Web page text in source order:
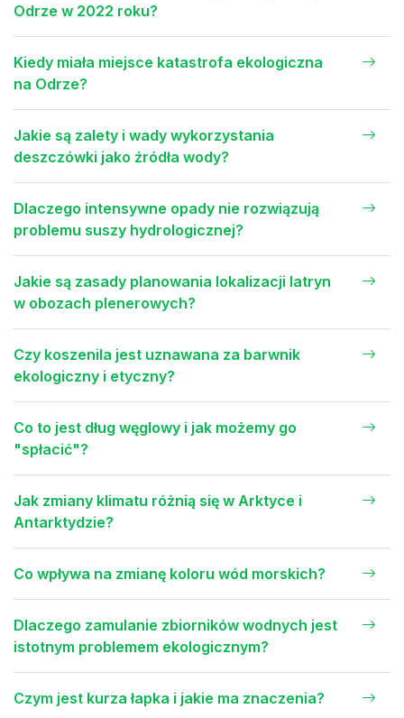
Odrze w 2022 roku?
Kiedy miała miejsce katastrofa ekologiczna
na Odrze?
Jakie są zalety i wady wykorzystania
deszczówki jako źródła wody?
Dlaczego intensywne opady nie rozwiązują
problemu suszy hydrologicznej?
Jakie są zasady planowania lokalizacji latryn
w obozach plenerowych?
Czy koszenila jest uznawana za barwnik
ekologiczny i etyczny?
Co to jest dług węglowy i jak możemy go
"spłacić"?
Jak zmiany klimatu różnią się w Arktyce i
Antarktydzie?
Co wpływa na zmianę koloru wód morskich?
Dlaczego zamulanie zbiorników wodnych jest
istotnym problemem ekologicznym?
Czym jest kurza łapka i jakie ma znaczenia?